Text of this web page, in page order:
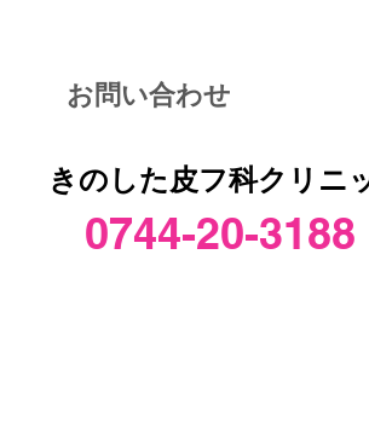
お問い合わせ
きのした皮フ科クリニ
0744-20-3188